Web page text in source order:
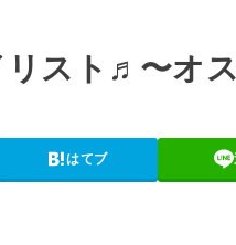
スト♬〜オ
はてブ